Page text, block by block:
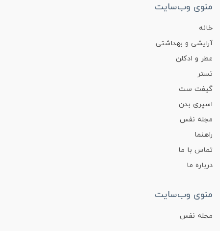
منوی وب‌سایت
خانه
آرایشی و بهداشتی
عطر و ادکلن
تستر
گیفت ست
اسپری بدن
مجله نفس
راهنما
تماس با ما
درباره ما
منوی وب‌سایت
مجله نفس